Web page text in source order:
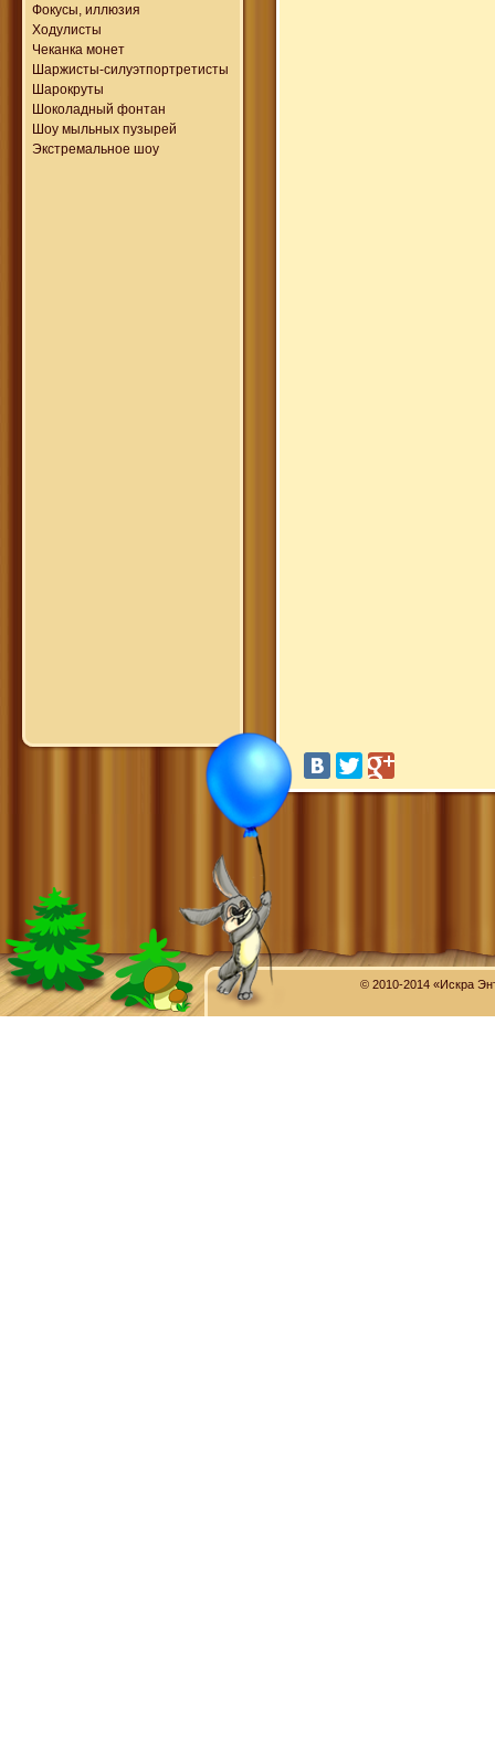
Фокусы, иллюзия
Ходулисты
Чеканка монет
Шаржисты-силуэтпортретисты
Шарокруты
Шоколадный фонтан
Шоу мыльных пузырей
Экстремальное шоу
© 2010-2014 «Искра